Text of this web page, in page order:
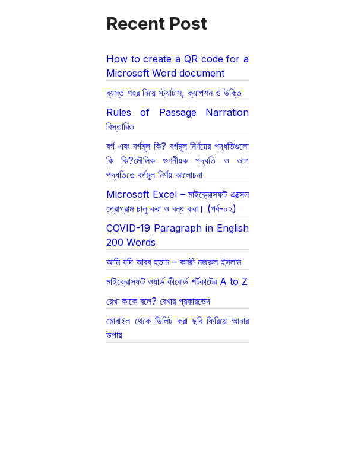
Recent Post
How to create a QR code for a
Microsoft Word document
ব্যস্ত শহর নিয়ে স্ট্যাটাস, ক্যাপশন ও উক্তি
Rules of Passage Narration
বিস্তারিত
বর্গ এবং বর্গমূল কি? বর্গমূল নির্ণয়ের পদ্ধতিগুলো
কি কি?মৌলিক গুণনীয়ক পদ্ধতি ও ভাগ
পদ্ধতিতে বর্গমূল নির্ণয় আলোচনা
Microsoft Excel – মাইক্রোসফট এক্সেল
প্রোগ্রাম চালু করা ও বন্ধ করা। (পর্ব-০২)
COVID-19 Paragraph in English
200 Words
আমি যদি আরব হতাম – কাজী নজরুল ইসলাম
মাইক্রোসফট ওয়ার্ড কীবোর্ড শর্টকাটের A to Z
রেখা কাকে বলে? রেখার প্রকারভেদ
মোবাইল থেকে ডিলিট করা ছবি ফিরিয়ে আনার
উপায়